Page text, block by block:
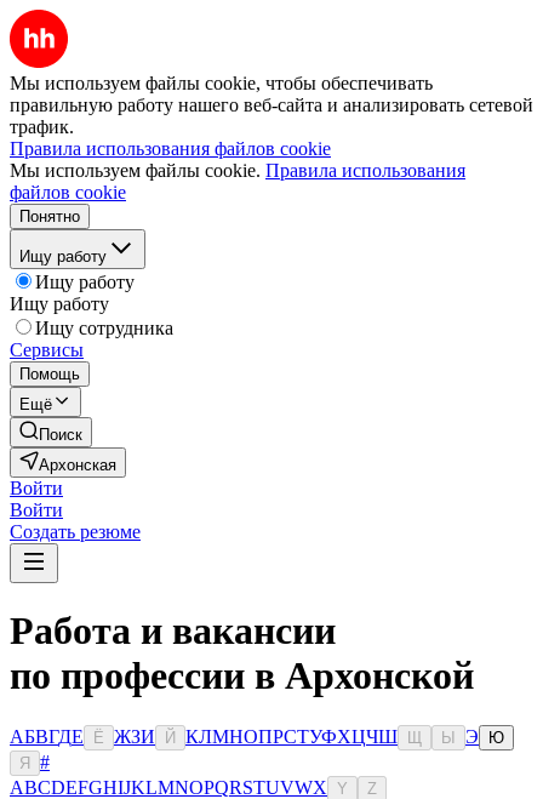
Мы используем файлы cookie, чтобы обеспечивать
правильную работу нашего веб-сайта и анализировать сетевой
трафик.
Правила использования файлов cookie
Мы используем файлы cookie. Правила использования
файлов cookie
Понятно
Ищу работу
Ищу работу
Ищу работу
Ищу сотрудника
Сервисы
Помощь
Ещё
Поиск
Архонская
Войти
Войти
Создать резюме
Работа и вакансии
по профессии в Архонской
АБВГДЕ Ё ЖЗИ Й КЛМНОПРСТУФХЦЧШ Ы Э
Ю
Я
#
ABCDEFGHIJKLMNOPQRSTUVWX Y Z